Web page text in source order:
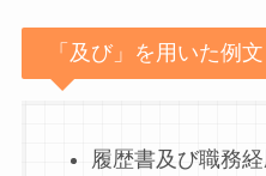
「及び」を用いた例文
履歴書及び職務